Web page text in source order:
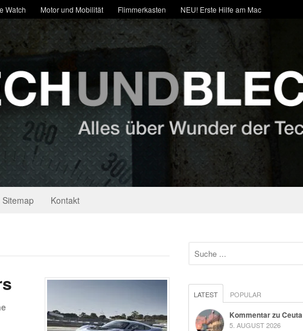
Watch Motor und Mobilität Flimmerkasten NEU! Erste Hilfe am Mac
Sitemap Kontakt
LATEST POPULAR
Kommentar zu Ceuta
5. AUGUST 2026